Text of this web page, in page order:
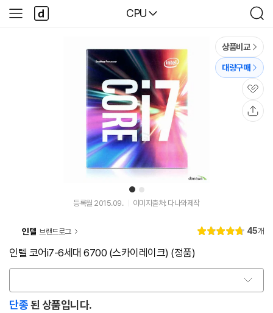
다나와
CPU
검
색
사
이
다
나
와
1 2
상품비교
대량구매
관
심
등록월 2015.09. 이미지출처: 다나와제작
인텔 브랜드로그
별
4.
리
45개
인텔 코어i7-6세대 6700 (스카이레이크) (정품)
션
선
단종된 상품입니다.